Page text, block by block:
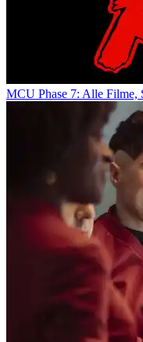
MCU Phase 7: Alle Filme,